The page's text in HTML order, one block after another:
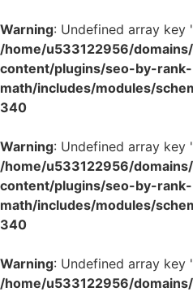
Warning: Undefined array key
/home/u533122956/
content/plugins/seo-by-rank-
math/includes/modules/
340
Warning: Undefined array key
/home/u533122956/
content/plugins/seo-by-rank-
math/includes/modules/
340
Warning: Undefined array key
/home/u533122956/